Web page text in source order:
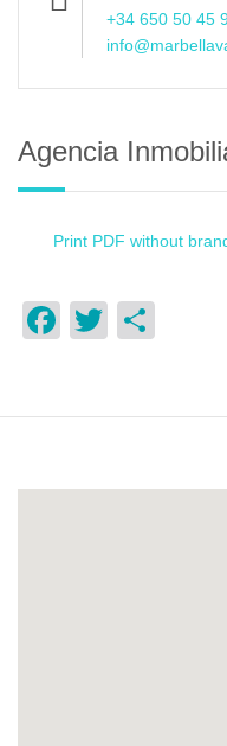
+34 650 50 45
Agencia
Print PDF without
Facebook
Twitter